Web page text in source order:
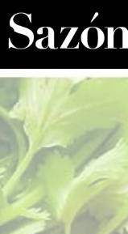
Sazón
Sula